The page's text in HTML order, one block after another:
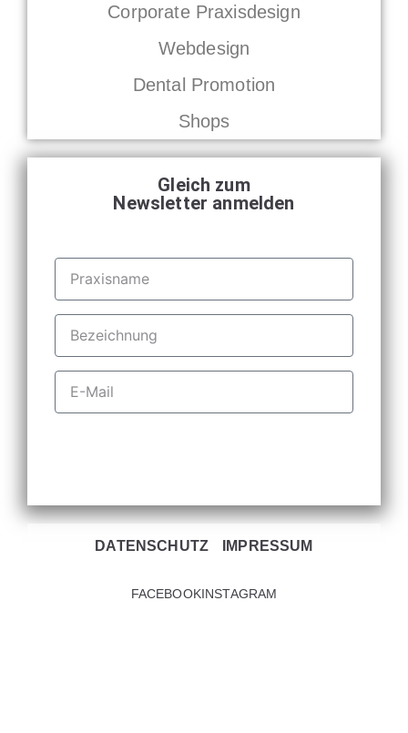
Gleich zum
Newsletter anmelden
Corporate Praxisdesign
Webdesign
Dental Promotion
Shops
DATENSCHUTZ IMPRESSUM
FACEBOOKINSTAGRAM